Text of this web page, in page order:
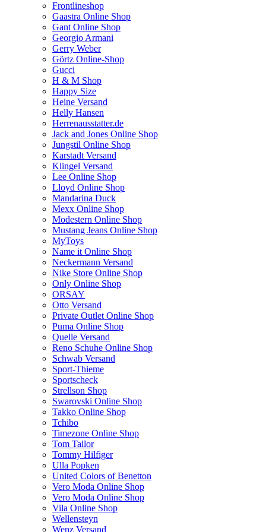
Frontlineshop
Gaastra Online Shop
Gant Online Shop
Georgio Armani
Gerry Weber
Görtz Online-Shop
Gucci
H & M Shop
Happy Size
Heine Versand
Helly Hansen
Herrenausstatter.de
Jack and Jones Online Shop
Jungstil Online Shop
Karstadt Versand
Klingel Versand
Lee Online Shop
Lloyd Online Shop
Mandarina Duck
Mexx Online Shop
Modestern Online Shop
Mustang Jeans Online Shop
MyToys
Name it Online Shop
Neckermann Versand
Nike Store Online Shop
Only Online Shop
ORSAY
Otto Versand
Private Outlet Online Shop
Puma Online Shop
Quelle Versand
Reno Schuhe Online Shop
Schwab Versand
Sport-Thieme
Sportscheck
Strellson Shop
Swarovski Online Shop
Takko Online Shop
Tchibo
Timezone Online Shop
Tom Tailor
Tommy Hilfiger
Ulla Popken
United Colors of Benetton
Vero Moda Online Shop
Vero Moda Online Shop
Vila Online Shop
Wellensteyn
Wenz Versand